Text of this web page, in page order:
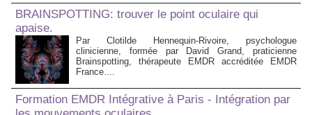
BRAINSPOTTING: trouver le point oculaire qui
apaise.
Par Clotilde Hennequin-Rivoire, psychologue
clinicienne, formée par David Grand, praticienne
Brainspotting, thérapeute EMDR accréditée EMDR
France....
Formation EMDR Intégrative à Paris - Intégration par